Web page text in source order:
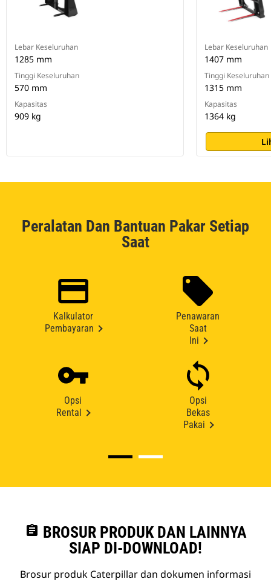
Lebar Keseluruhan
1285 mm
Tinggi Keseluruhan
570 mm
Kapasitas
909 kg
Lebar Keseluruhan
1407 mm
Tinggi Keseluruhan
1315 mm
Kapasitas
1364 kg
Peralatan Dan Bantuan Pakar Setiap
Saat
Kalkulator
Pembayaran
Penawaran
Saat
Ini
Opsi
Rental
Opsi
Bekas
Pakai
assignment BROSUR PRODUK DAN LAINNYA
SIAP DI-DOWNLOAD!
Brosur produk Caterpillar dan dokumen informasi